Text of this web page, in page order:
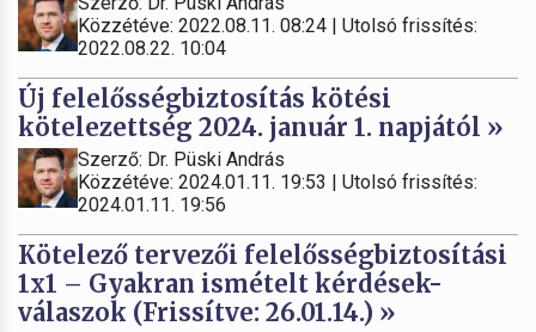
Közzétéve: 2022.08.11. 08:24 | Utolsó frissítés:
2022.08.22. 10:04
Új felelősségbiztosítás kötési
kötelezettség 2024. január 1. napjától »
Szerző: Dr. Püski András
Közzétéve: 2024.01.11. 19:53 | Utolsó frissítés:
2024.01.11. 19:56
Kötelező tervezői felelősségbiztosítási
1x1 – Gyakran ismételt kérdések-
válaszok (Frissítve: 26.01.14.) »